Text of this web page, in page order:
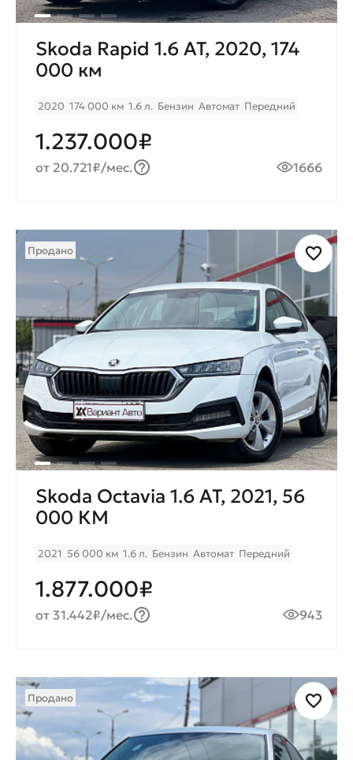
Skoda Rapid 1.6 AT, 2020, 174
000 км
2020 174 000 км 1.6 л. Бензин Автомат Передний
1.237.000₽
от 20.721₽/мес. 1666
Продано
Skoda Octavia 1.6 AT, 2021, 56
000 КМ
2021 56 000 км 1.6 л. Бензин Автомат Передний
1.877.000₽
от 31.442₽/мес. 943
Продано